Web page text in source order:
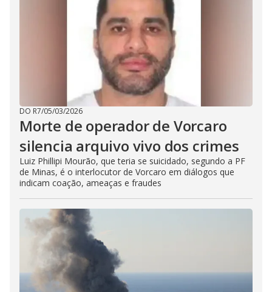
DO R7/05/03/2026
Morte de operador de Vorcaro
silencia arquivo vivo dos crimes
Luiz Phillipi Mourão, que teria se suicidado, segundo a PF
de Minas, é o interlocutor de Vorcaro em diálogos que
indicam coação, ameaças e fraudes